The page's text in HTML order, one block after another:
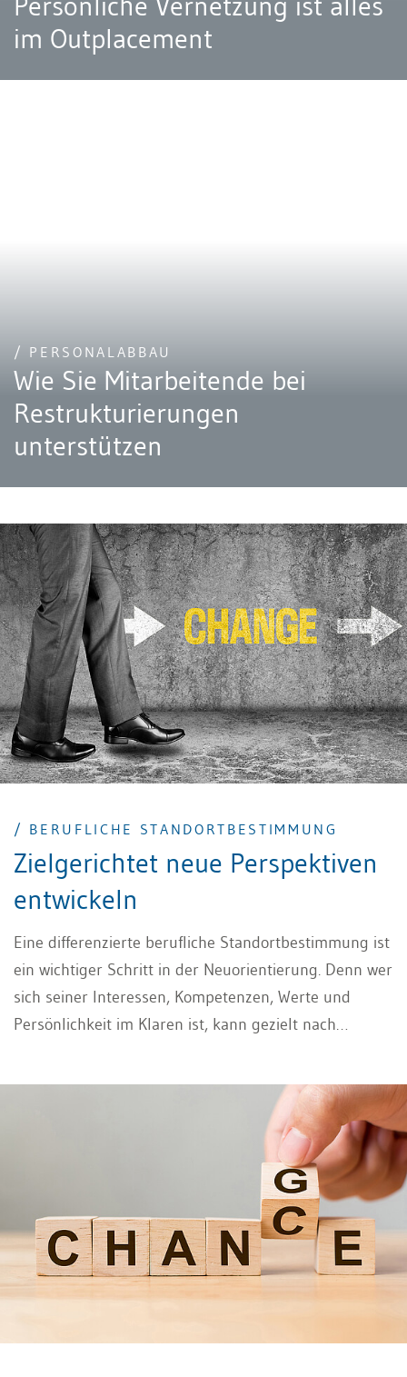
im Outplacement
/ PERSONALABBAU
Wie Sie Mitarbeitende bei
Restrukturierungen
unterstützen
/ BERUFLICHE STANDORTBESTIMMUNG
Zielgerichtet neue Perspektiven
entwickeln
Eine differenzierte berufliche Standortbestimmung ist
ein wichtiger Schritt in der Neuorientierung. Denn wer
sich seiner Interessen, Kompetenzen, Werte und
Persönlichkeit im Klaren ist, kann gezielt nach